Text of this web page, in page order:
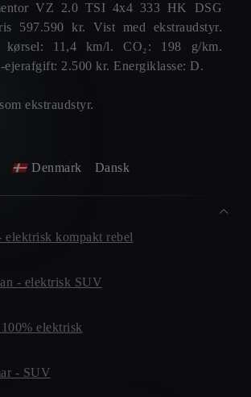
VZ 2.0 TSI 4x4 333 HK DSG
597.590 kr. Vist med ekstraudstyr.
kørsel: 11,4 km/l. CO₂: 198 g/km.
2.500 kr. Energiklasse: D.
ekstraudstyr.
Denmark Dansk
kompakt rebel
- elektrisk SUV
elektrisk
- SUV